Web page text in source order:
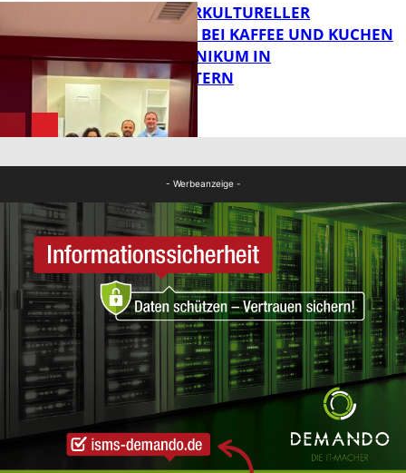
FB News
NEUER INTERKULTURELLER
TREFFPUNKT BEI KAFFEE UND KUCHEN
IM PFALZKLINIKUM IN
KAISERSLAUTERN
- Werbeanzeige -